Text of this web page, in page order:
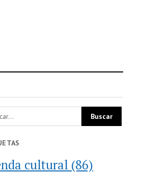
cultural (86)